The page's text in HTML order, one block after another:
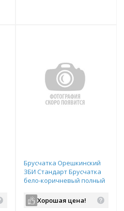
Брусчатка Орешкинский
ЗБИ Стандарт Брусчатка
бело-коричневый полный
Хорошая цена!